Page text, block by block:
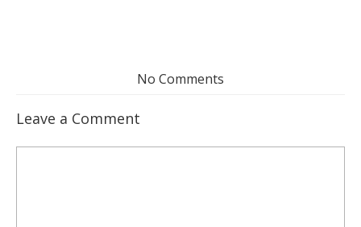
No Comments
Leave a Comment